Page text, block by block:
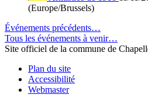
(Europe/Brussels)
Événements précédents…
Tous les événements à venir…
Site officiel de la commune de
Plan du site
Accessibilité
Webmaster